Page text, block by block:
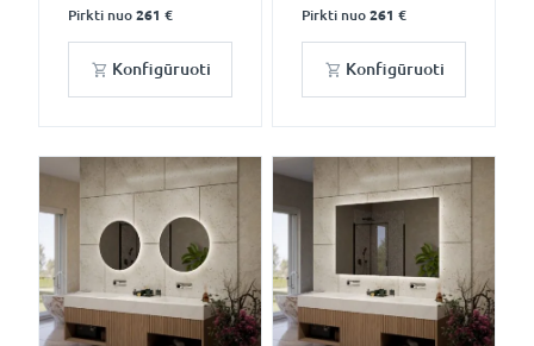
Pirkti nuo 261 €
Konfigūruoti
Pirkti nuo 261 €
Konfigūruoti